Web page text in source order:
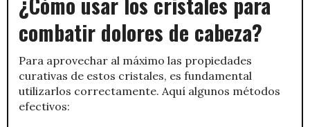
combatir dolores de cabeza?
Para aprovechar al máximo las propiedades
curativas de estos cristales, es fundamental
utilizarlos correctamente. Aquí algunos métodos
efectivos: